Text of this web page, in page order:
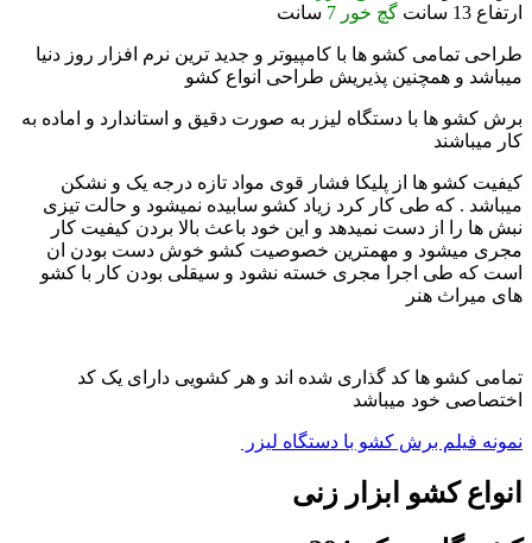
ارتفاع 13 سانت
گچ خور 7 سانت
طراحی تمامی کشو ها با کامپیوتر و جدید ترین نرم افزار روز دنیا
میباشد و همچنین پذیریش طراحی انواع کشو
برش کشو ها با دستگاه لیزر به صورت دقیق و استاندارد و اماده به
کار میباشند
کیفیت کشو ها از پلیکا فشار قوی مواد تازه درجه یک و نشکن
میباشد . که طی کار کرد زیاد کشو سابیده نمیشود و حالت تیزی
نبش ها را از دست نمیدهد و این خود باعث بالا بردن کیفیت کار
مجری میشود و مهمترین خصوصیت کشو خوش دست بودن ان
است که طی اجرا مجری خسته نشود و سیقلی بودن کار با کشو
های میراث هنر
تمامی کشو ها کد گذاری شده اند و هر کشویی دارای یک کد
اختصاصی خود میباشد
نمونه فیلم برش کشو با دستگاه لیزر
انواع کشو ابزار زنی